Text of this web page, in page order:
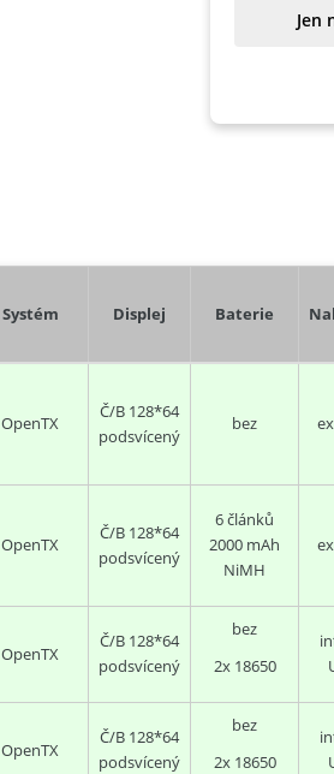
Systém Displej Baterie
OpenTX
Č/B 128*64
podsvícený
bez
OpenTX
Č/B 128*64
podsvícený
6 článků
2000 mAh
NiMH
OpenTX
Č/B 128*64
podsvícený
bez
2x 18650
OpenTX
Č/B 128*64
podsvícený
bez
2x 18650
Jen